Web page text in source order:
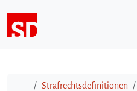
StartStrafrechtsdefinitionen